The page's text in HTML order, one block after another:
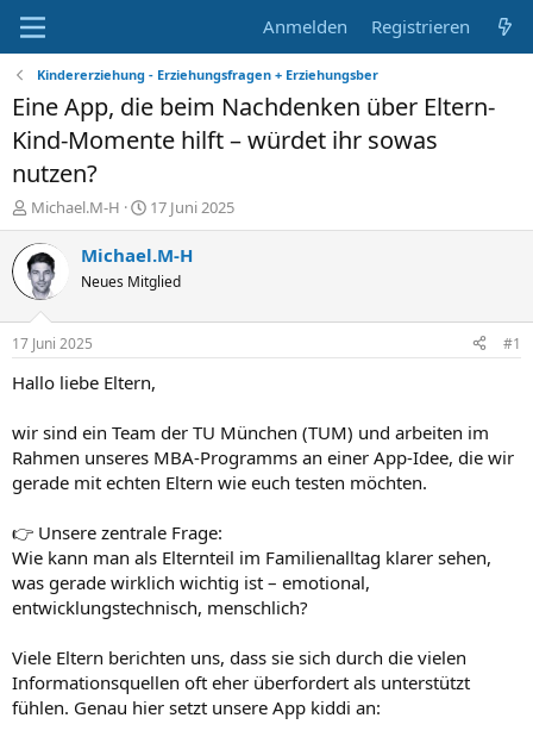
Anmelden Registrieren
Kindererziehung - Erziehungsfragen + Erziehungsber
Eine App, die beim Nachdenken über Eltern-
Kind-Momente hilft – würdet ihr sowas
nutzen?
E
r
s
t
e
e
r
Michael.M-H
E
r
s
e
t
a
m
17 Juni 2025
Michael.M-H
Neues Mitglied
17 Juni 2025 #1
Hallo liebe Eltern,
wir sind ein Team der TU München (TUM) und arbeiten im
Rahmen unseres MBA-Programms an einer App-Idee, die wir
gerade mit echten Eltern wie euch testen möchten.
👉 Unsere zentrale Frage:
Wie kann man als Elternteil im Familienalltag klarer sehen,
was gerade wirklich wichtig ist – emotional,
entwicklungstechnisch, menschlich?
Viele Eltern berichten uns, dass sie sich durch die vielen
Informationsquellen oft eher überfordert als unterstützt
fühlen. Genau hier setzt unsere App kiddi an: